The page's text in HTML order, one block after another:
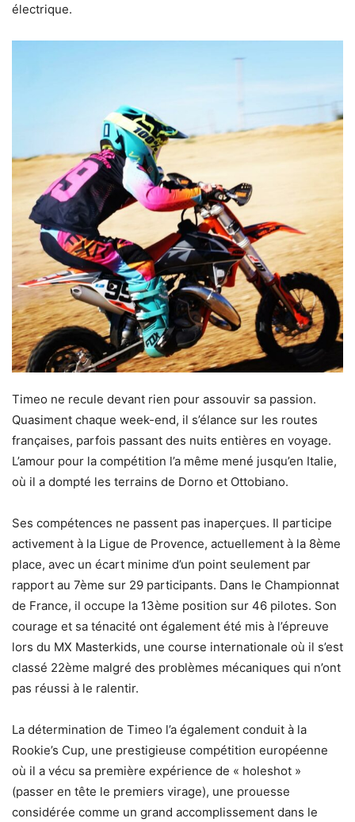
électrique.
Timeo ne recule devant rien pour assouvir sa passion.
Quasiment chaque week-end, il s’élance sur les routes
françaises, parfois passant des nuits entières en voyage.
L’amour pour la compétition l’a même mené jusqu’en Italie,
où il a dompté les terrains de Dorno et Ottobiano.
Ses compétences ne passent pas inaperçues. Il participe
activement à la Ligue de Provence, actuellement à la 8ème
place, avec un écart minime d’un point seulement par
rapport au 7ème sur 29 participants. Dans le Championnat
de France, il occupe la 13ème position sur 46 pilotes. Son
courage et sa ténacité ont également été mis à l’épreuve
lors du MX Masterkids, une course internationale où il s’est
classé 22ème malgré des problèmes mécaniques qui n’ont
pas réussi à le ralentir.
La détermination de Timeo l’a également conduit à la
Rookie’s Cup, une prestigieuse compétition européenne
où il a vécu sa première expérience de « holeshot »
(passer en tête le premiers virage), une prouesse
considérée comme un grand accomplissement dans le